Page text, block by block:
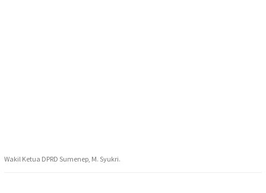
Wakil Ketua DPRD Sumenep, M. Syukri.